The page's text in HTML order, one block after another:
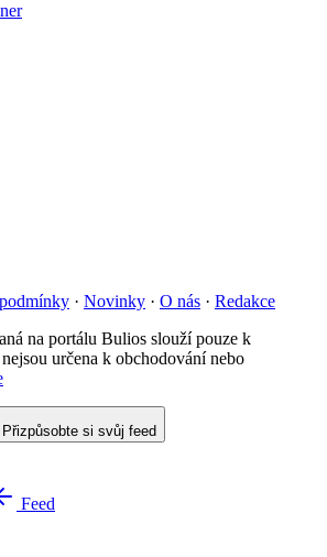
· Novinky · O nás · Redakce
na portálu Bulios slouží pouze k
určena k obchodování nebo
Přizpůsobte si svůj feed
Feed